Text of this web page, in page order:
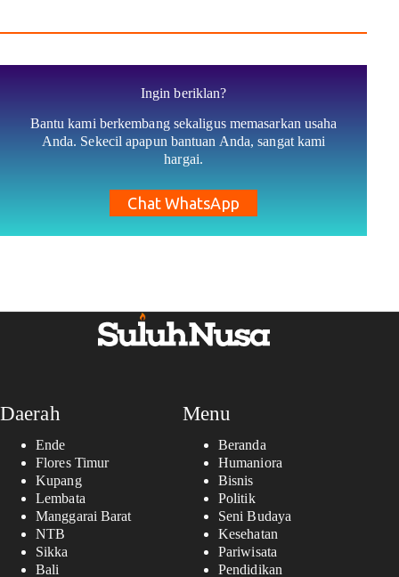
Ingin beriklan?
Bantu kami berkembang sekaligus memasarkan usaha
Anda. Sekecil apapun bantuan Anda, sangat kami
hargai.
Chat WhatsApp
Daerah
Ende
Flores Timur
Kupang
Lembata
Manggarai Barat
NTB
Sikka
Bali
Menu
Beranda
Humaniora
Bisnis
Politik
Seni Budaya
Kesehatan
Pariwisata
Pendidikan